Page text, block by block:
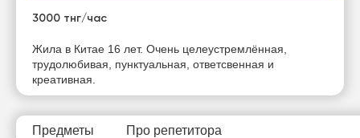
3000 тнг/час
Жила в Китае 16 лет. Очень целеустремлённая,
трудолюбивая, пунктуальная, ответсвенная и
креативная.
Предметы Про репетитора
Нет
свободных
часов
Нет
свободных
Нет
свободных